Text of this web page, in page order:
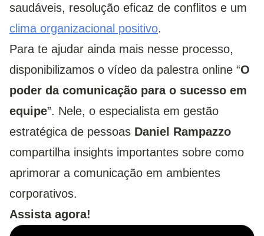
saudáveis, resolução eficaz de conflitos e um
clima organizacional positivo.
Para te ajudar ainda mais nesse processo,
disponibilizamos o vídeo da palestra online “O
poder da comunicação para o sucesso em
equipe”. Nele, o especialista em gestão
estratégica de pessoas Daniel Rampazzo
compartilha insights importantes sobre como
aprimorar a comunicação em ambientes
corporativos.
Assista agora!